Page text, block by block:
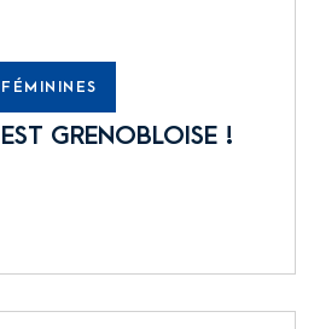
FÉMININES
GRENOBLOISE !